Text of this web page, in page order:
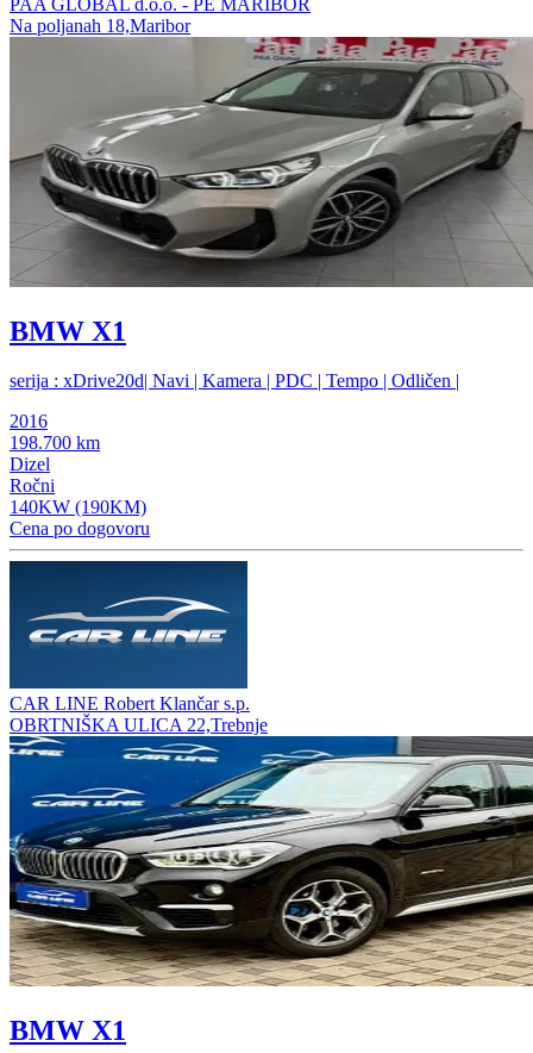
Na poljanah 18,Maribor
BMW X1
serija : xDrive20d| Navi | Kamera | PDC | Tempo | Odličen |
2016
198.700 km
Dizel
Ročni
140KW (190KM)
Cena po dogovoru
CAR LINE Robert Klančar s.p.
OBRTNIŠKA ULICA 22,Trebnje
BMW X1